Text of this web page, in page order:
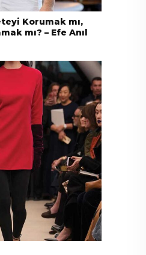
Korumak mı,
mı? – Efe Anıl